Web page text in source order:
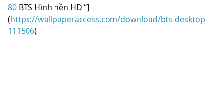
80 BTS Hình nền HD “]
(https://wallpaperaccess.com/download/bts-desktop-
111506)